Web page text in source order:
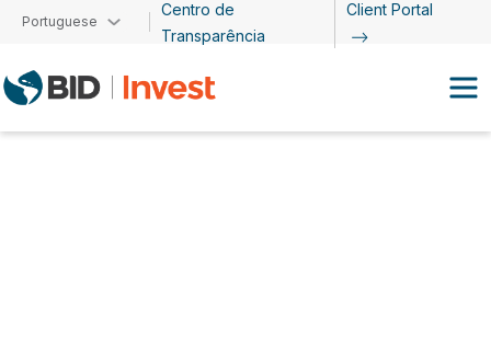
Passar para o conteúdo principal
Portuguese
Centro de
Transparência
Client Portal